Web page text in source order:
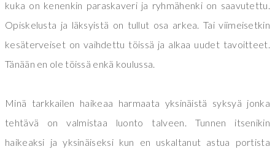
kuka on kenenkin paraskaveri ja ryhmähenki on saavutettu.
Opiskelusta ja läksyistä on tullut osa arkea. Tai viimeisetkin
kesäterveiset on vaihdettu töissä ja alkaa uudet tavoitteet.
Tänään en ole töissä enkä koulussa.
Minä tarkkailen haikeaa harmaata yksinäistä syksyä jonka
tehtävä on valmistaa luonto talveen. Tunnen itsenikin
haikeaksi ja yksinäiseksi kun en uskaltanut astua portista